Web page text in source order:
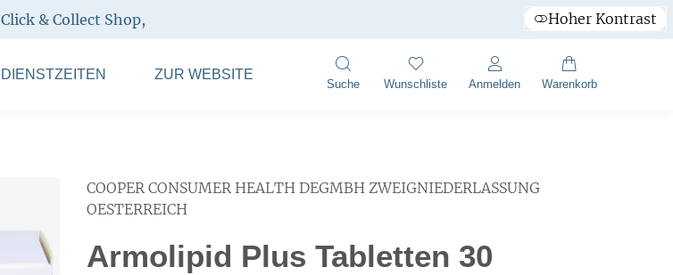
Click & Collect Shop, Hoher Kontrast
DIENSTZEITEN ZUR WEBSITE
Suche Wunschliste Anmelden Warenkorb
COOPER CONSUMER HEALTH DEGMBH ZWEIGNIEDERLASSUNG
OESTERREICH
Armolipid Plus Tabletten 30